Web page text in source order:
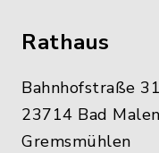
Rathaus
Bahnhofstraße 31
23714 Bad
Gremsmühlen